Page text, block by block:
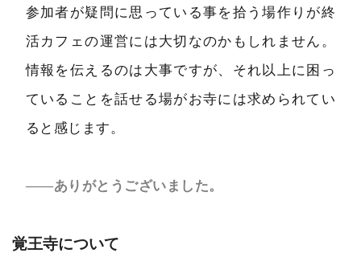
参加者が疑問に思っている事を拾う場作りが終
活カフェの運営には大切なのかもしれません。
情報を伝えるのは大事ですが、それ以上に困っ
ていることを話せる場がお寺には求められてい
ると感じます。
――ありがとうございました。
覚王寺について